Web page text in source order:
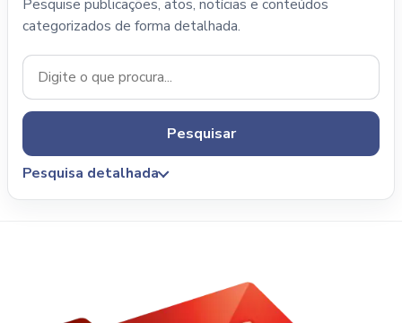
Pesquise publicações, atos, notícias e conteúdos
categorizados de forma detalhada.
Pesquisar
Pesquisa detalhada